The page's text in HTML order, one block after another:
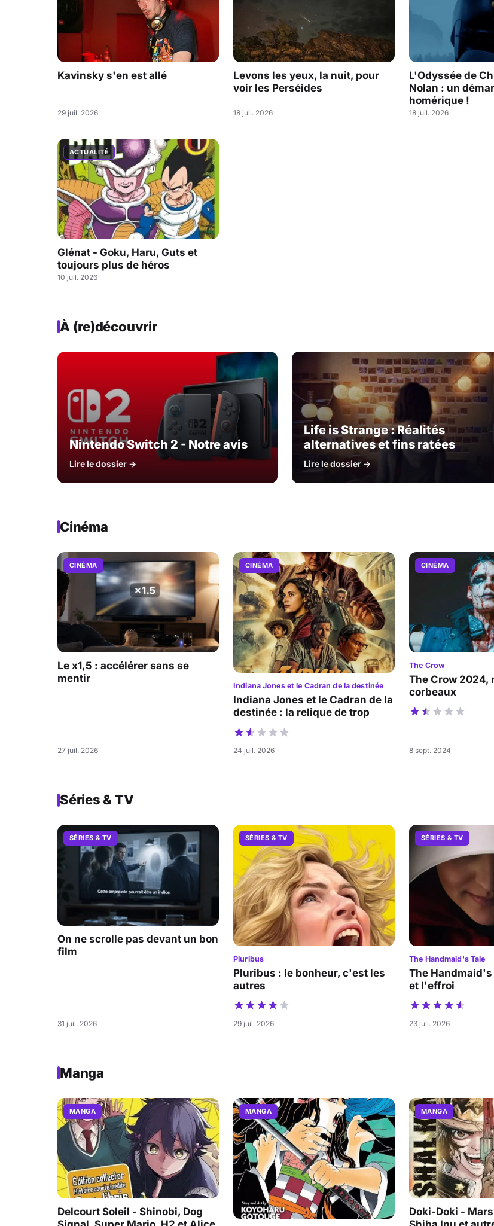
Kavinsky s'en est allé
29 juil. 2026
Levons les yeux, la nuit, pour
voir les Perséides
18 juil. 2026
L'Odyssée de
Nolan : un
homérique !
18 juil. 2026
ACTUALITÉ
Glénat - Goku, Haru, Guts et
toujours plus de héros
10 juil. 2026
À (re)découvrir
Nintendo Switch 2 - Notre avis
Lire le dossier →
Life is Strange : Réalités
alternatives et fins ratées
Lire le dossier →
Cinéma
CINÉMA
Le x1,5 : accélérer sans se
mentir
27 juil. 2026
CINÉMA
Indiana Jones et le Cadran de la destinée
Indiana Jones et le Cadran de la
destinée : la relique de trop
24 juil. 2026
CINÉMA
The Crow
The Crow 2024,
corbeaux
8 sept. 2024
Séries & TV
SÉRIES & TV
On ne scrolle pas devant un bon
film
31 juil. 2026
SÉRIES & TV
Pluribus
Pluribus : le bonheur, c'est les
autres
29 juil. 2026
SÉRIES & TV
The Handmaid's Tale
The Handmaid's
et l'effroi
23 juil. 2026
Manga
MANGA
Delcourt Soleil - Shinobi, Dog
MANGA MANGA
Doki-Doki -